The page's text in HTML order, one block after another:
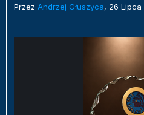
Przez Andrzej Głuszyca, 26 Lipca